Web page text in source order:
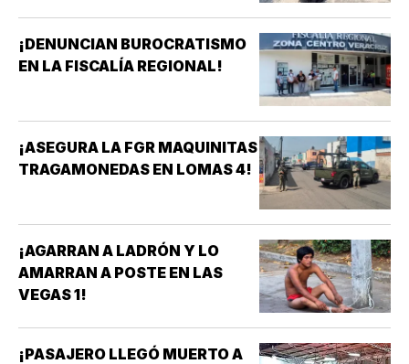
¡DENUNCIAN BUROCRATISMO
EN LA FISCALÍA REGIONAL!
¡ASEGURA LA FGR MAQUINITAS
TRAGAMONEDAS EN LOMAS 4!
¡AGARRAN A LADRÓN Y LO
AMARRAN A POSTE EN LAS
VEGAS 1!
¡PASAJERO LLEGÓ MUERTO A